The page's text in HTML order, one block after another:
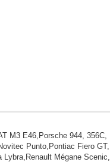
M3 E46,Porsche 944, 356C,
Punto,Pontiac Fiero GT,
Lybra,Renault Mégane Scenic,